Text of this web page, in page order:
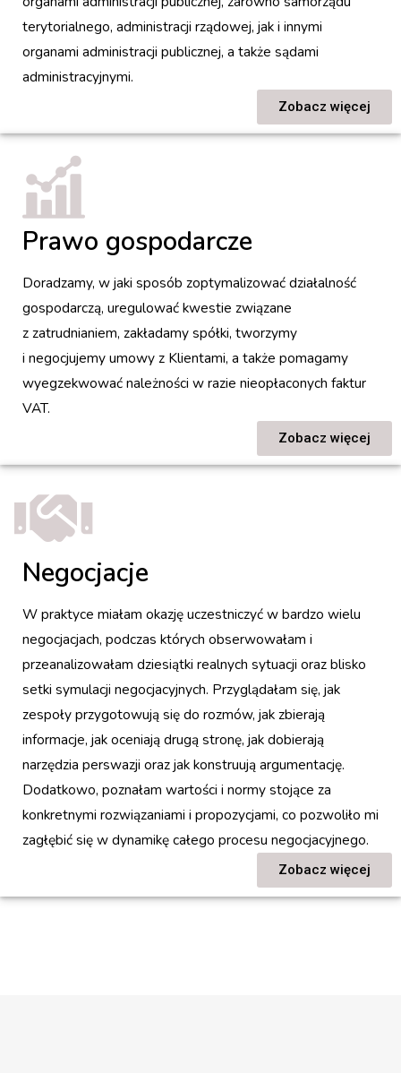
terytorialnego, administracji rządowej, jak i innymi
organami administracji publicznej, a także sądami
administracyjnymi.
Zobacz więcej
Prawo gospodarcze
Doradzamy, w jaki sposób zoptymalizować działalność
gospodarczą, uregulować kwestie związane
z zatrudnianiem, zakładamy spółki, tworzymy
i negocjujemy umowy z Klientami, a także pomagamy
wyegzekwować należności w razie nieopłaconych faktur
VAT.
Zobacz więcej
Negocjacje
W praktyce miałam okazję uczestniczyć w bardzo wielu
negocjacjach, podczas których obserwowałam i
przeanalizowałam dziesiątki realnych sytuacji oraz blisko
setki symulacji negocjacyjnych. Przyglądałam się, jak
zespoły przygotowują się do rozmów, jak zbierają
informacje, jak oceniają drugą stronę, jak dobierają
narzędzia perswazji oraz jak konstruują argumentację.
Dodatkowo, poznałam wartości i normy stojące za
konkretnymi rozwiązaniami i propozycjami, co pozwoliło mi
zagłębić się w dynamikę całego procesu negocjacyjnego.
Zobacz więcej